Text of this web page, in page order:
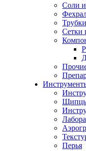
Соли
Сетки
Щипцы
Перья